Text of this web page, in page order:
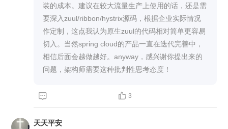
方便？在如此情况之下，您建议使用原生zuul的理
由似乎不够充分？
装的成本。建议在较大流量生产上使用的话，还是需
要深入zuul/ribbon/hystrix源码，根据企业实际情况
作定制，这点我认为原生zuul的代码相对简单更容易
切入。当然spring cloud的产品一直在迭代完善中，
相信后面会越做越好。anyway，感兴谢你提出来的
问题，架构师需要这种批判性思考态度！
  3
天天平安